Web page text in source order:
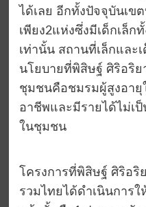
ได้เลย อีกทั้งปัจจุบันเข
เพียง2แห่งซึ่งมีเด็กเล็
เท่านั้น สถานที่เล็กและ
นโยบายที่พิสิษฐ์ ศิริอริ
ชุมชนคือชมรมผู้สูงอายุ
อาชีพและมีรายได้ไม่เ
ในชุมชน
โครงการที่พิสิษฐ์ ศิริอริ
รวมไทยได้ดำเนินการ